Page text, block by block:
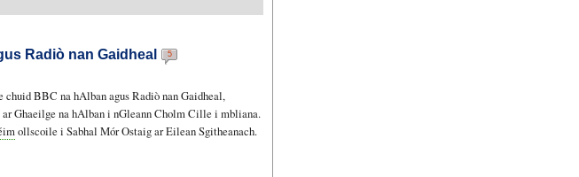
Radiò nan Gaidheal 5
chuid BBC na hAlban agus Radiò nan Gaidheal,
Ghaeilge na hAlban i nGleann Cholm Cille i mbliana.
ollscoile i Sabhal Mór Ostaig ar Eilean Sgitheanach.